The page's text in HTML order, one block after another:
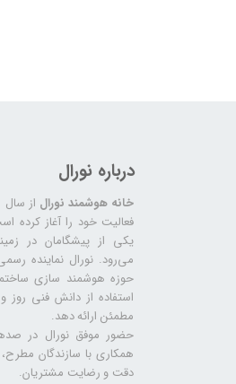
درباره نورال
خانه هوشمند نورال
یکی از پیشگامان در
می‌رود. نورال نماینده
حوزه هوشمند سازی
استفاده از دانش فنی روز و
مطمئن ارائه دهد.
حضور موفق نورال در
همکاری با سازندگان
دقت و رضایت مشتریان.